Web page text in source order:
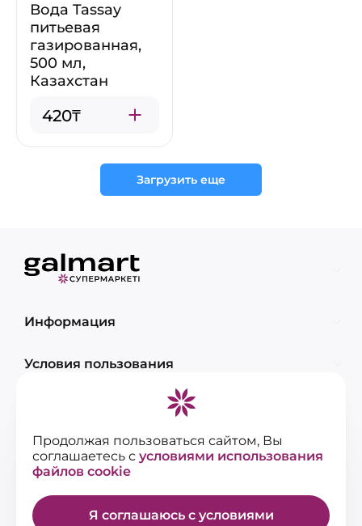
Вода Tassay
питьевая
газированная,
500 мл,
Казахстан
420₸
Загрузить еще
Продолжая пользоваться сайтом, Вы
соглашаетесь с условиями использования
файлов cookie
Я соглашаюсь с условиями
Информация
Условия пользования